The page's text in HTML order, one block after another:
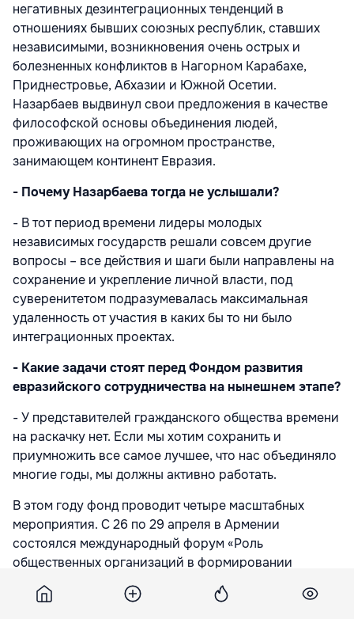
негативных дезинтеграционных тенденций в
отношениях бывших союзных республик, ставших
независимыми, возникновения очень острых и
болезненных конфликтов в Нагорном Карабахе,
Приднестровье, Абхазии и Южной Осетии.
Назарбаев выдвинул свои предложения в качестве
философской основы объединения людей,
проживающих на огромном пространстве,
занимающем континент Евразия.
- Почему Назарбаева тогда не услышали?
- В тот период времени лидеры молодых
независимых государств решали совсем другие
вопросы – все действия и шаги были направлены на
сохранение и укрепление личной власти, под
суверенитетом подразумевалась максимальная
удаленность от участия в каких бы то ни было
интеграционных проектах.
- Какие задачи стоят перед Фондом развития
евразийского сотрудничества на нынешнем этапе?
- У представителей гражданского общества времени
на раскачку нет. Если мы хотим сохранить и
приумножить все самое лучшее, что нас объединяло
многие годы, мы должны активно работать.
В этом году фонд проводит четыре масштабных
мероприятия. С 26 по 29 апреля в Армении
состоялся международный форум «Роль
общественных организаций в формировании
Евразийского союза». Участие в нем приняли
руководители общественных организаций и